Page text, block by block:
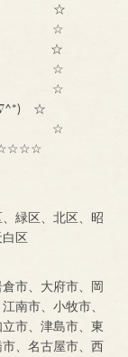
い。 ☆
！！ ☆
☆
緑区、北区、昭
区
市、大府市、岡
南市、小牧市、
市、津島市、東
、名古屋市、西